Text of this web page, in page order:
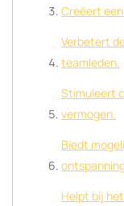
Creëert
Verbetert
teamleden.
Stimuleert
vermogen.
Biedt
Helpt bij